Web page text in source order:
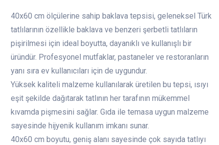
40x60 cm ölçülerine sahip baklava tepsisi, geleneksel Türk
tatlılarının özellikle baklava ve benzeri şerbetli tatlıların
pişirilmesi için ideal boyutta, dayanıklı ve kullanışlı bir
üründür. Profesyonel mutfaklar, pastaneler ve restoranların
yanı sıra ev kullanıcıları için de uygundur.
Yüksek kaliteli malzeme kullanılarak üretilen bu tepsi, ısıyı
eşit şekilde dağıtarak tatlının her tarafının mükemmel
kıvamda pişmesini sağlar. Gıda ile temasa uygun malzeme
sayesinde hijyenik kullanım imkanı sunar.
40x60 cm boyutu, geniş alanı sayesinde çok sayıda tatlıyı